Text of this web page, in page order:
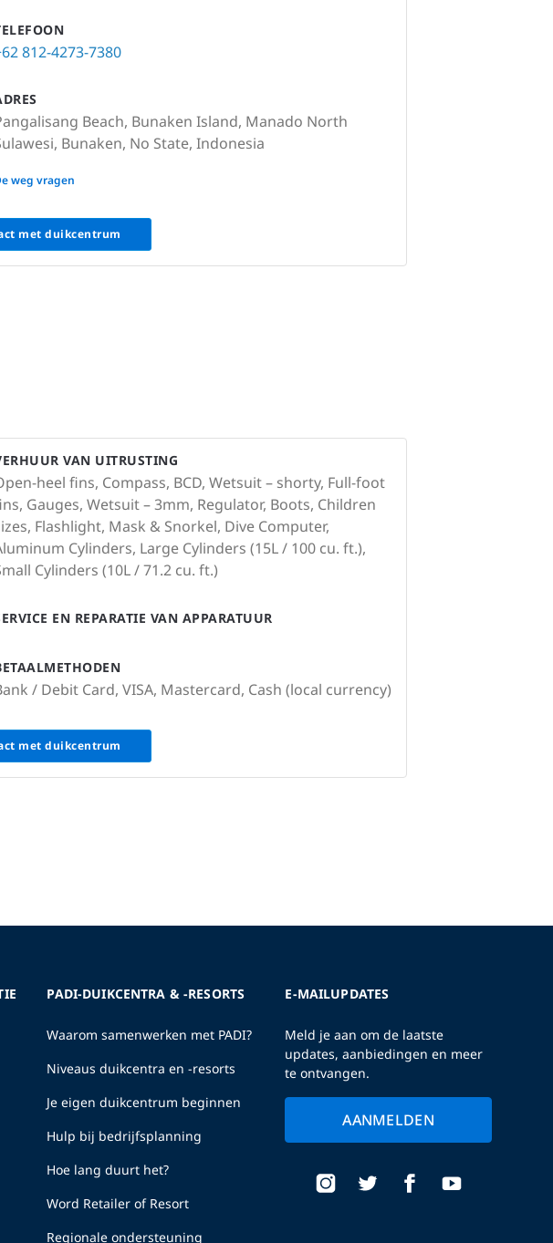
812-4273-7380
Beach, Bunaken Island, Manado North
Bunaken, No State, Indonesia
weg vragen
met duikcentrum
VAN UITRUSTING
heel fins, Compass, BCD, Wetsuit – shorty, Full-foot
Gauges, Wetsuit – 3mm, Regulator, Boots, Children
Flashlight, Mask & Snorkel, Dive Computer,
Cylinders, Large Cylinders (15L / 100 cu. ft.),
Cylinders (10L / 71.2 cu. ft.)
EN REPARATIE VAN APPARATUUR
/ Debit Card, VISA, Mastercard, Cash (local currency)
met duikcentrum
PADI-DUIKCENTRA & -RESORTS
Waarom samenwerken met PADI?
Niveaus duikcentra en -resorts
Je eigen duikcentrum beginnen
Hulp bij bedrijfsplanning
Hoe lang duurt het?
Word Retailer of Resort
Regionale ondersteuning
E-MAILUPDATES
Meld je aan om de laatste
updates, aanbiedingen en meer
te ontvangen.
AANMELDEN